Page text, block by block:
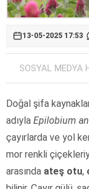
13-05-2025 17:53
SOSYAL MEDYA
Doğal şifa
adıyla Epilobium
çayırlarda ve yol
mor renkli
arasında ateş otu,